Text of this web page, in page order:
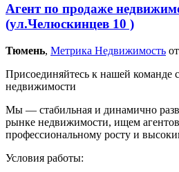
Агент по продаже
(ул.Челюскинцев 10 )
Тюмень‎, Метрика Недвижимость
Присоединяйтесь к нашей команде
недвижимости
Мы — стабильная и динамично
рынке недвижимости, ищем
профессиональному росту и
Условия работы: